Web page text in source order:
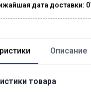
дата доставки:
Описание
товара